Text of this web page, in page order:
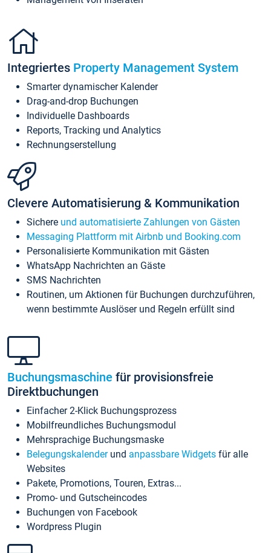
Integriertes Property Management System
Smarter dynamischer Kalender
Drag-and-drop Buchungen
Individuelle Dashboards
Reports, Tracking und Analytics
Rechnungserstellung
Clevere Automatisierung & Kommunikation
Sichere und automatisierte Zahlungen von Gästen
Messaging Plattform mit Airbnb und Booking.com
Personalisierte Kommunikation mit Gästen
WhatsApp Nachrichten an Gäste
SMS Nachrichten
Routinen, um Aktionen für Buchungen durchzuführen,
wenn bestimmte Auslöser und Regeln erfüllt sind
Buchungsmaschine für provisionsfreie
Direktbuchungen
Einfacher 2-Klick Buchungsprozess
Mobilfreundliches Buchungsmodul
Mehrsprachige Buchungsmaske
Belegungskalenderund anpassbare Widgets für alle
Websites
Pakete, Promotions, Touren, Extras...
Promo- und Gutscheincodes
Buchungen von Facebook
Wordpress Plugin